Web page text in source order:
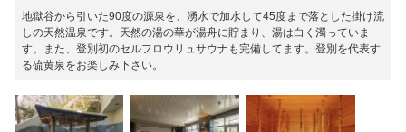
地獄谷から引いた90度の源泉を、湧水で加水して45度まで落とした掛け流
しの天然温泉です。天然の湯の華が湯舟に貯まり、湯は白く濁っていま
す。また、登別初のセルフロウリュサウナも完備してます。登別を代表す
る硫黄泉をお楽しみ下さい。